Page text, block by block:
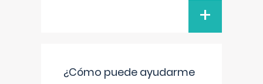
+
¿Cómo puede ayudarme